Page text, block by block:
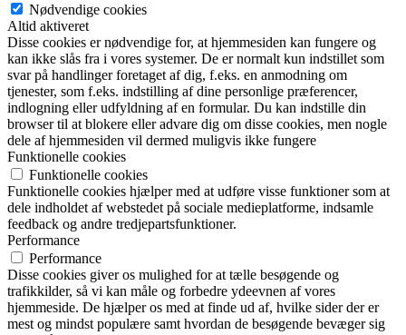
Nødvendige cookies
Altid aktiveret
Disse cookies er nødvendige for, at hjemmesiden kan fungere og
kan ikke slås fra i vores systemer. De er normalt kun indstillet som
svar på handlinger foretaget af dig, f.eks. en anmodning om
tjenester, som f.eks. indstilling af dine personlige præferencer,
indlogning eller udfyldning af en formular. Du kan indstille din
browser til at blokere eller advare dig om disse cookies, men nogle
dele af hjemmesiden vil dermed muligvis ikke fungere
Funktionelle cookies
Funktionelle cookies
Funktionelle cookies hjælper med at udføre visse funktioner som at
dele indholdet af webstedet på sociale medieplatforme, indsamle
feedback og andre tredjepartsfunktioner.
Performance
Performance
Disse cookies giver os mulighed for at tælle besøgende og
trafikkilder, så vi kan måle og forbedre ydeevnen af vores
hjemmeside. De hjælper os med at finde ud af, hvilke sider der er
mest og mindst populære samt hvordan de besøgende bevæger sig